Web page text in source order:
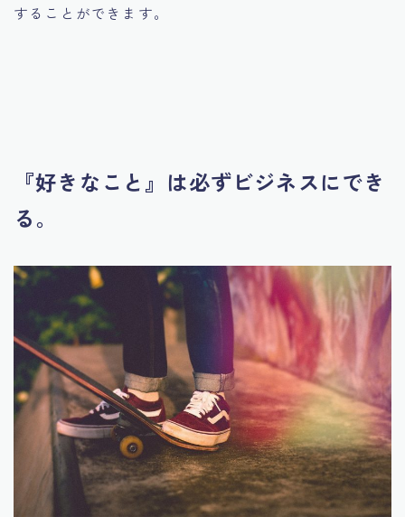
ノマド聖地でのシークレットイベント（コミュニティ）
ロードマップ詳細学習
は？（Udemy補講）
文章力UPおすすめ本ベスト５！本当は教えたくない最
高の書籍５選
最後まで受講いただき、ありがとうございます！
有料記事の決済完了ページ
特定商取引法に基づく表記
特定電子メール法に基づく表記
運営者情報
運営者概要ページ
野口WEBビジネスコンサルティングの内容と準備する
ものまとめ
野口コンサル紹介動画（簡易版非公開）
野口渉（のぐちわたる）のプロフィール｜WEBビジネ
することができます。
『好きなこと』は必ずビジネスにでき
る。